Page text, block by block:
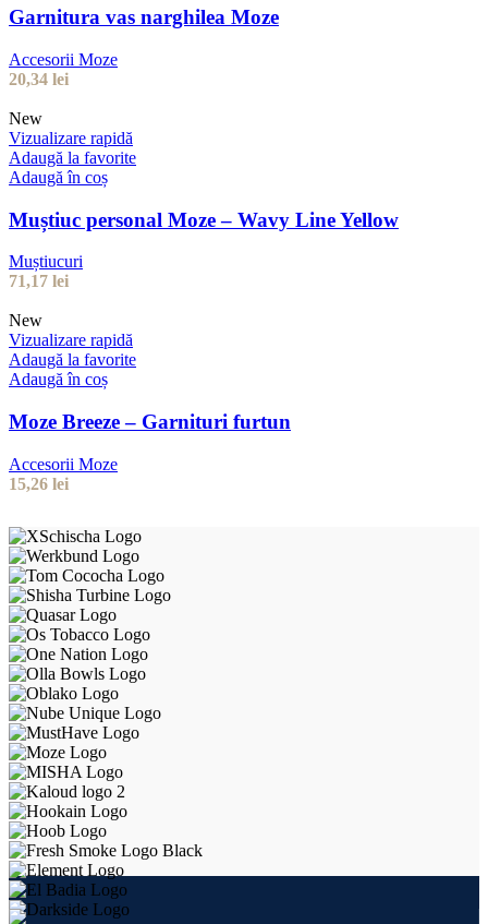
Garnitura vas narghilea Moze
Accesorii Moze
20,34 lei
New
Vizualizare rapidă
Adaugă la favorite
Adaugă în coș
Muștiuc personal Moze – Wavy Line Yellow
Muștiucuri
71,17 lei
New
Vizualizare rapidă
Adaugă la favorite
Adaugă în coș
Moze Breeze – Garnituri furtun
Accesorii Moze
15,26 lei